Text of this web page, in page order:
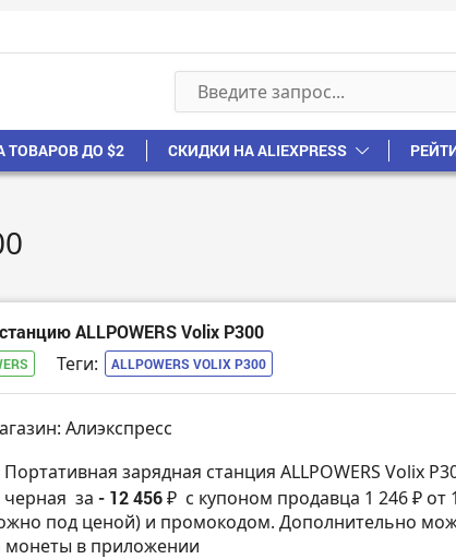
ТОВАРОВ ДО $2 СКИДКИ НА ALIEXPRESS
ALLPOWERS Volix P300
Теги: ALLPOWERS VOLIX P300
Алиэкспресс
Портативная зарядная станция ALLPOWERS Volix
черная за - 12 456 ₽ с купоном продавца 1 246 ₽ от
под ценой) и промокодом. Дополнительно
монеты в приложении